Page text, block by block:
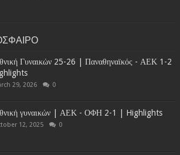
Γυναικών 25-26 | Παναθηναϊκός - ΑΕΚ 1-2
29, 2026 0
γυναικών | ΑΕΚ - ΟΦΗ 2-1 | Highlights
12, 2025 0